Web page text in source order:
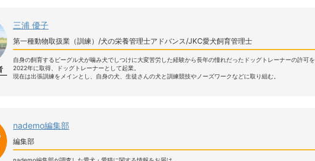
三浦 優子
第一種動物取扱業（訓練）/犬の栄養管理士アドバンス/JKC愛犬飼育管理士
自身の飼育するビーグル犬が噛み犬でしつけに大変苦労した経験から長年の憧れだったドッグトレーナーの許可を
2022年に取得、ドッグトレーナーとして起業。
現在は出張訓練をメインとし、自身の犬、生徒さんの犬と訓練競技やノーズワークなどに取り組む。
nademo編集部
編集部
nademo編集部が調査した愛犬・愛猫に関する情報をお届け。